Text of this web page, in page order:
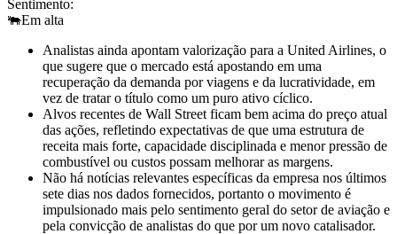
Sentimento:
🐃Em alta
Analistas ainda apontam valorização para a United Airlines, o
que sugere que o mercado está apostando em uma
recuperação da demanda por viagens e da lucratividade, em
vez de tratar o título como um puro ativo cíclico.
Alvos recentes de Wall Street ficam bem acima do preço atual
das ações, refletindo expectativas de que uma estrutura de
receita mais forte, capacidade disciplinada e menor pressão de
combustível ou custos possam melhorar as margens.
Não há notícias relevantes específicas da empresa nos últimos
sete dias nos dados fornecidos, portanto o movimento é
impulsionado mais pelo sentimento geral do setor de aviação e
pela convicção de analistas do que por um novo catalisador.